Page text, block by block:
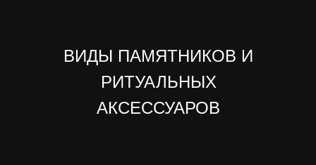
ВИДЫ ПАМЯТНИКОВ И
РИТУАЛЬНЫХ
АКСЕССУАРОВ